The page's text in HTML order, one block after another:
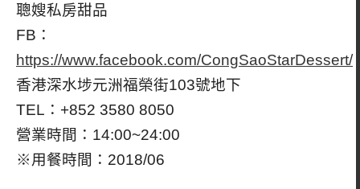
聰嫂私房甜品
FB：
https://www.facebook.com/CongSaoStarDessert/
香港深水埗元洲福榮街103號地下
TEL：+852 3580 8050
營業時間：14:00~24:00
※用餐時間：2018/06